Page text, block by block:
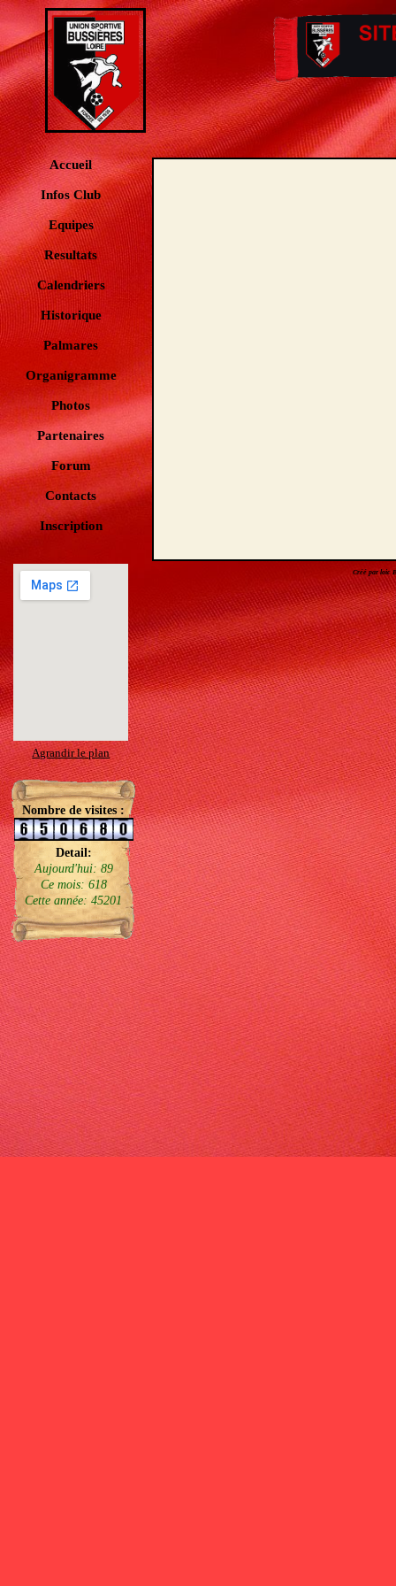
Accueil
Infos Club
Equipes
Resultats
Calendriers
Historique
Palmares
Organigramme
Photos
Partenaires
Forum
Contacts
Inscription
Agrandir le plan
Nombre de visites :
Detail:
Aujourd'hui: 89
Ce mois: 618
Cette année: 45201
Créé par loic